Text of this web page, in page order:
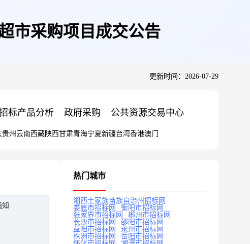
市采购项目成交公告
更新时间：2026-07-29
标产品分析 政府采购 公共资源交易中心
贵州 云南西藏陕西甘肃青海宁夏新疆台湾香港澳门
知
热门城市
湘西土家族苗族自治州招标网
娄底市招标网
衡阳市招标网
张家界市招标网
郴州市招标网
长沙市招标网
邵阳市招标网
益阳市招标网
永州市招标网
株洲市招标网
岳阳市招标网